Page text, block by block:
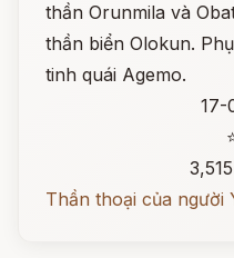
thần Orunmila và
thần biển Olokun.
tinh quái Agemo.
17-
Thần thoại của người